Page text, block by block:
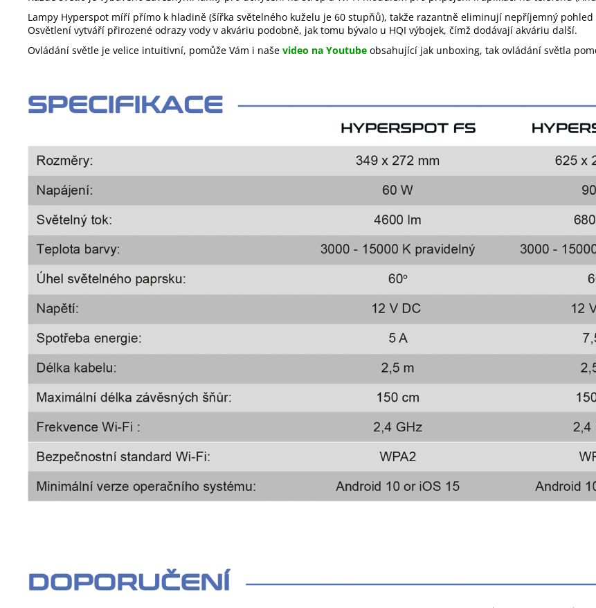
Lampy Hyperspot míří přímo k hladině (šířka světelného kuželu je 60 stupňů), takže razantně eliminují nepříjemný
Osvětlení vytváří přirozené odrazy vody v akváriu podobně, jak tomu bývalo u HQI výbojek, čímž dodávají akváriu další.
Ovládání světle je velice intuitivní, pomůže Vám i naše video na Youtube obsahující jak unboxing, tak ovládání světla